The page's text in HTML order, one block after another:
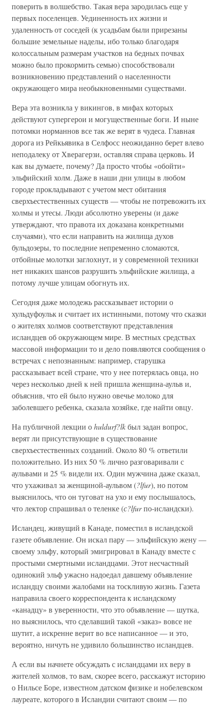
поверить в волшебство. Такая вера зародилась еще у
первых поселенцев. Уединенность их жизни и
удаленность от соседей (к усадьбам были прирезаны
большие земельные наделы, ибо только благодаря
колоссальным размерам участков на бедных почвах
можно было прокормить семью) способствовали
возникновению представлений о населенности
окружающего мира необыкновенными существами.
Вера эта возникла у викингов, в мифах которых
действуют супергерои и могущественные боги. И ныне
потомки норманнов все так же верят в чудеса. Главная
дорога из Рейкьявика в Селфосс неожиданно берет влево
неподалеку от Хверагерзи, оставляя справа церковь. И
как вы думаете, почему? Да просто чтобы «обойти»
эльфийский холм. Даже в наши дни улицы в любом
городе прокладывают с учетом мест обитания
сверхъестественных существ — чтобы не потревожить их
холмы и утесы. Люди абсолютно уверены (и даже
утверждают, что правота их доказана конкретными
случаями), что если направить на жилища духов
бульдозеры, то последние непременно сломаются,
отбойные молотки заглохнут, и у современной техники
нет никаких шансов разрушить эльфийские жилища, а
потому лучше улицам обогнуть их.
Сегодня даже молодежь рассказывает истории о
хульдуфоульк и считает их истинными, потому что сказки
о жителях холмов соответствуют представления
исландцев об окружающем мире. В местных средствах
массовой информации то и дело появляются сообщения о
встречах с непознанным: например, старушка
рассказывает всей стране, что у нее потерялась овца, но
через несколько дней к ней пришла женщина-аульв и,
объяснив, что ей было нужно овечье молоко для
заболевшего ребенка, сказала хозяйке, где найти овцу.
На публичной лекции оhuldurf?lkбыл задан вопрос,
верят ли присутствующие в существование
сверхъестественных созданий. Около 80 % ответили
положительно. Из них 50 % лично разговаривали с
аульвами и 25 % видели их. Один мужчина даже сказал,
что ухаживал за женщиной-аульвом (?lfur), но потом
выяснилось, что он туговат на ухо и ему послышалось,
что лектор спрашивал о теленке (с?lfurпо-исландски).
Исландец, живущий в Канаде, поместил в исландской
газете объявление. Он искал пару — эльфийскую жену —
своему эльфу, который эмигрировал в Канаду вместе с
простыми смертными исландцами. Этот несчастный
одинокий эльф ужасно надоедал давшему объявление
исландцу своими жалобами на тоскливую жизнь. Газета
направила своего корреспондента к исландскому
«канадцу» в уверенности, что это объявление — шутка,
но выяснилось, что сделавший такой «заказ» вовсе не
шутит, а искренне верит во все написанное — и это,
вероятно, ничуть не удивило большинство исландцев.
А если вы начнете обсуждать с исландцами их веру в
жителей холмов, то вам, скорее всего, расскажут историю
о Нильсе Боре, известном датском физике и нобелевском
лауреате, которого в Исландии считают своим — по